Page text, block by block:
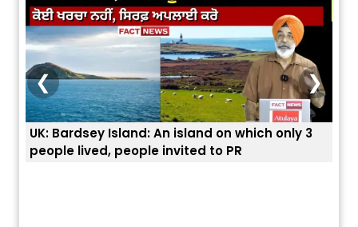
UK: Bardsey Island: An island on which only 3
people lived, people invited to PR
❮ ❯